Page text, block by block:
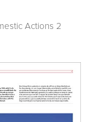
Actions 2